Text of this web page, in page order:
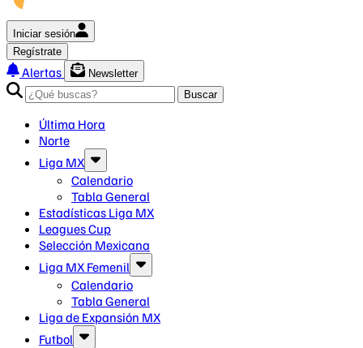
Iniciar sesión
Regístrate
Alertas
Newsletter
Buscar
Última Hora
Norte
Liga MX
Calendario
Tabla General
Estadísticas Liga MX
Leagues Cup
Selección Mexicana
Liga MX Femenil
Calendario
Tabla General
Liga de Expansión MX
Futbol